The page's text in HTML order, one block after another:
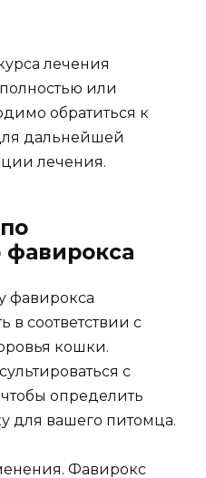
лечения
или
обратиться к
дальнейшей
лечения.
фавирокса
фавирокса
в соответствии с
кошки.
с
определить
для вашего питомца.
Фавирокс